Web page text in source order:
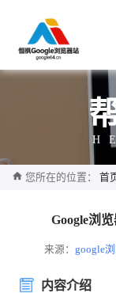
您所在的位置： 首
Google浏
来源：google
内容介绍